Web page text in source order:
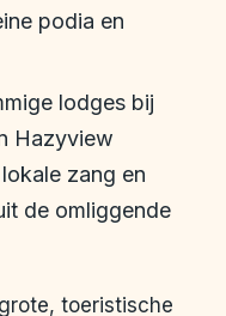
podia en
lodges bij
Hazyview
zang en
de omliggende
toeristische